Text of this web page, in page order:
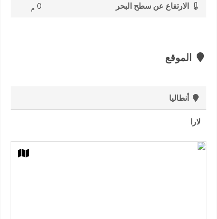
الارتفاع عن سطح البحر 0 م
الموقع
أنطاليا
لارا